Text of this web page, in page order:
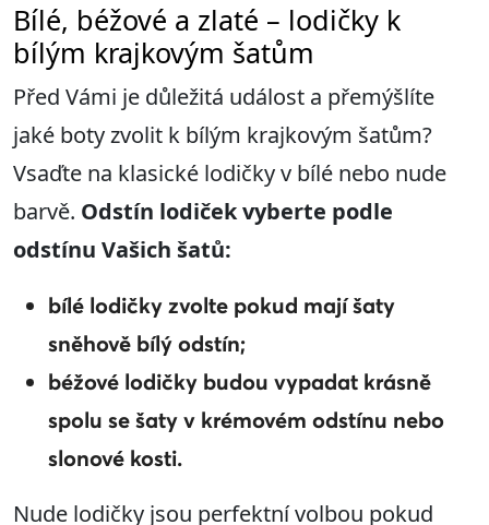
Bílé, béžové a zlaté – lodičky k
bílým krajkovým šatům
Před Vámi je důležitá událost a přemýšlíte
jaké boty zvolit k bílým krajkovým šatům?
Vsaďte na klasické lodičky v bílé nebo nude
barvě. Odstín lodiček vyberte podle
odstínu Vašich šatů:
bílé lodičky zvolte pokud mají šaty
sněhově bílý odstín;
béžové lodičky budou vypadat krásně
spolu se šaty v krémovém odstínu nebo
slonové kosti.
Nude lodičky jsou perfektní volbou pokud